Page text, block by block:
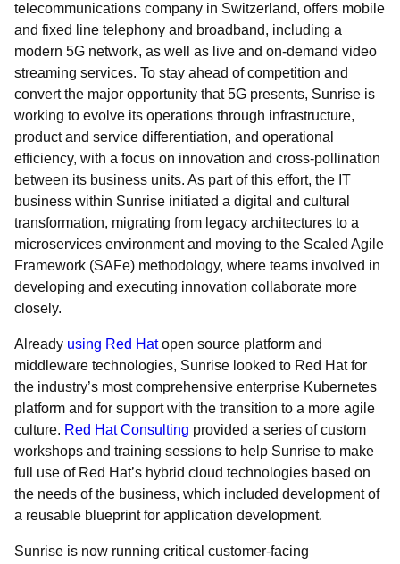
telecommunications company in Switzerland, offers mobile
and fixed line telephony and broadband, including a
modern 5G network, as well as live and on-demand video
streaming services. To stay ahead of competition and
convert the major opportunity that 5G presents, Sunrise is
working to evolve its operations through infrastructure,
product and service differentiation, and operational
efficiency, with a focus on innovation and cross-pollination
between its business units. As part of this effort, the IT
business within Sunrise initiated a digital and cultural
transformation, migrating from legacy architectures to a
microservices environment and moving to the Scaled Agile
Framework (SAFe) methodology, where teams involved in
developing and executing innovation collaborate more
closely.
Already using Red Hatopen source platform and
middleware technologies, Sunrise looked to Red Hat for
the industry’s most comprehensive enterprise Kubernetes
platform and for support with the transition to a more agile
culture. Red Hat Consulting provided a series of custom
workshops and training sessions to help Sunrise to make
full use of Red Hat’s hybrid cloud technologies based on
the needs of the business, which included development of
a reusable blueprint for application development.
Sunrise is now running critical customer-facing